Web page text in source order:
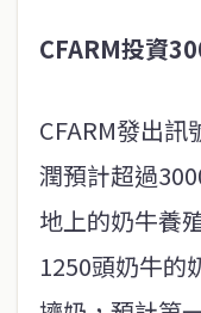
CFARM投資
CFARM發出
潤預計超過
地上的奶牛養
1250頭奶牛的